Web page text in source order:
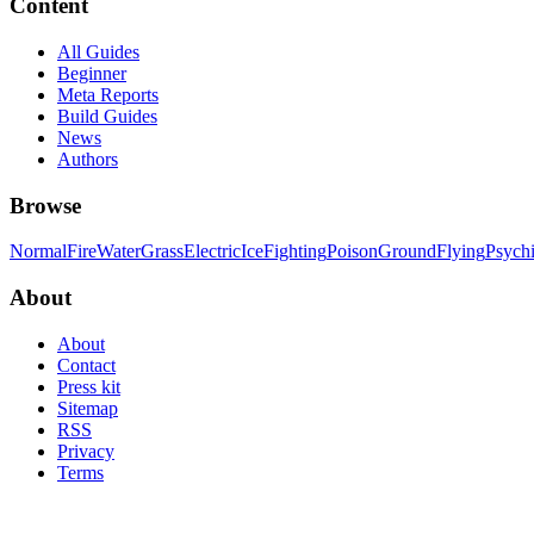
Content
All Guides
Beginner
Meta Reports
Build Guides
News
Authors
Browse
NormalFireWaterGrassElectricIceFightingPoisonGroundFlying
About
About
Contact
Press kit
Sitemap
RSS
Privacy
Terms